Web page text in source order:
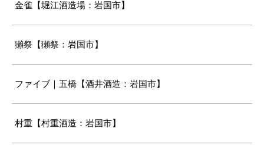
金雀【堀江酒造場：岩国市】
獺祭【獺祭：岩国市】
ファイブ｜五橋【酒井酒造：岩国市】
村重【村重酒造：岩国市】